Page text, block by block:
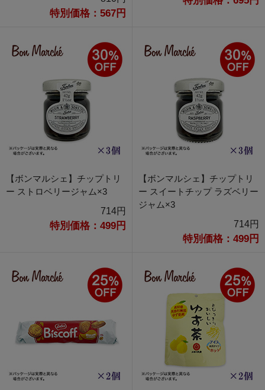
特別価格：567円
【ボンマルシェ】チップトリ
ー ストロベリージャム×3
714円
特別価格：499円
【ボンマルシェ】チップトリ
ー スイートチップ ラズベリー
ジャム×3
714円
特別価格：499円